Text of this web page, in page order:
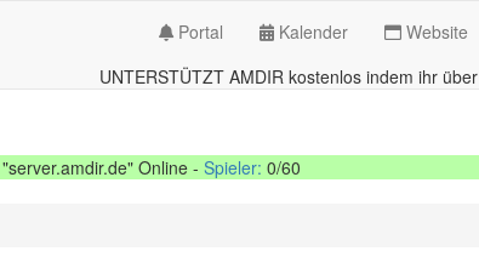
Portal Kalender Website
UNTERSTÜTZT AMDIR kostenlos indem ihr über
Online - Spieler: 0/60